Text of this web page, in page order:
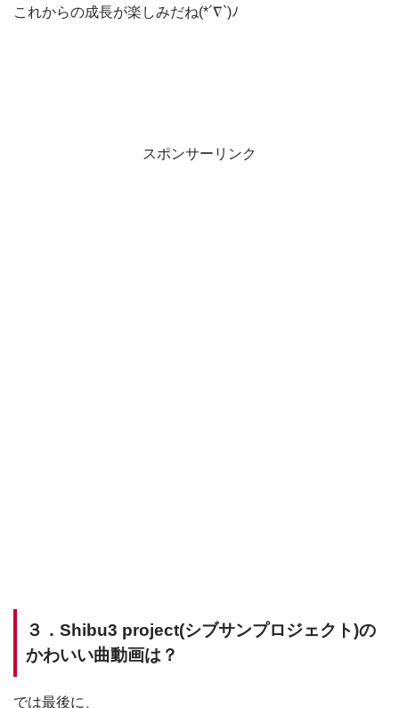
これからの成長が楽しみだね(*´∇`)ﾉ
スポンサーリンク
３．Shibu3 project(シブサンプロジェクト)の
かわいい曲動画は？
では最後に、